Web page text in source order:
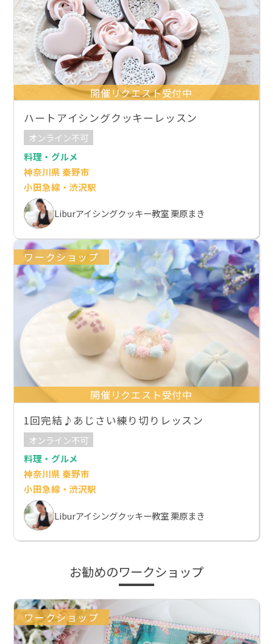
開催リクエスト受付中
ハートアイシングクッキーレッスン
オンライン不可
料理・グルメ
神奈川県 秦野市
小田急線・渋沢駅
Liburアイシングクッキー教室 栗原まき
ワークショップ
開催リクエスト受付中
1回完結♪あじさい練り切りレッスン
オンライン不可
料理・グルメ
神奈川県 秦野市
小田急線・渋沢駅
Liburアイシングクッキー教室 栗原まき
お勧めのワークショップ
ワークショップ